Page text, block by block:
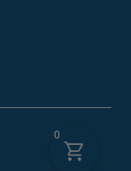
0